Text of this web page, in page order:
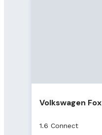
Volkswagen Fox
1.6 Connect